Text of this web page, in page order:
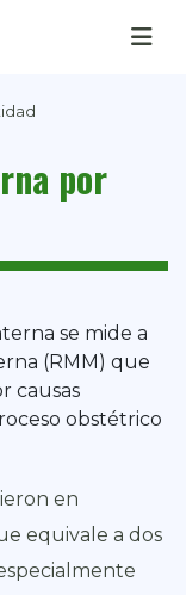
por
se mide a
(RMM) que
causas
obstétrico
en
equivale a dos